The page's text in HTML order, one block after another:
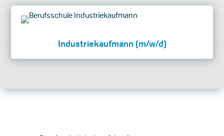
Industriekaufmann (m/w/d)